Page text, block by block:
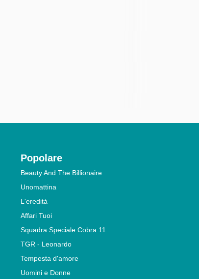
Popolare
Beauty And The Billionaire
Unomattina
L'eredità
Affari Tuoi
Squadra Speciale Cobra 11
TGR - Leonardo
Tempesta d'amore
Uomini e Donne